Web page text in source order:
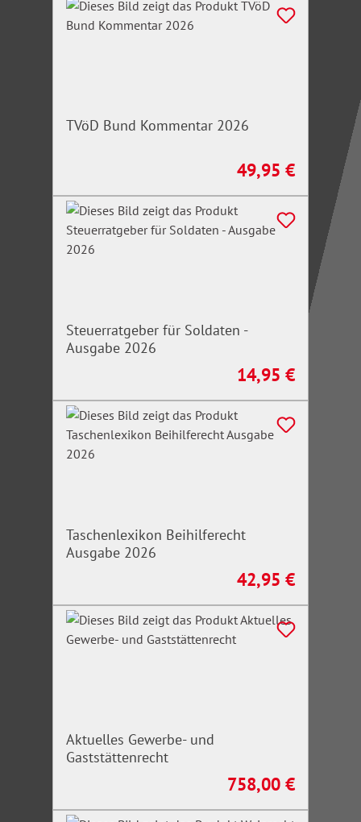
TVöD Bund Kommentar 2026
Regulärer Preis:
49,95 €
Steuerratgeber für Soldaten -
Ausgabe 2026
Regulärer Preis:
14,95 €
Taschenlexikon Beihilferecht
Ausgabe 2026
Regulärer Preis:
42,95 €
Aktuelles Gewerbe- und
Gaststättenrecht
Regulärer Preis:
758,00 €